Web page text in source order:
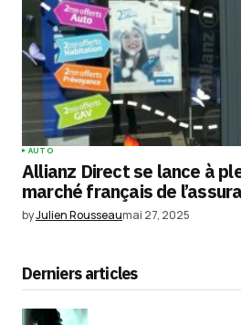
AUTO
Allianz Direct se lance à
marché français de
byJulien Rousseaumai 27, 2025
Derniers articles